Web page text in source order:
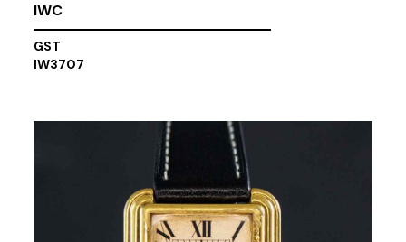
IWC
GST
IW3707